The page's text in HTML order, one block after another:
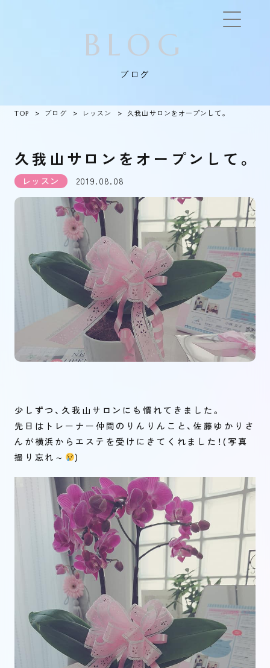
BLOG
ブログ
TOP ブログ レッスン 久我山サロンをオープンして。
久我山サロンをオープンして。
レッスン 2019.08.08
少しずつ、久我山サロンにも慣れてきました。
先日はトレーナー仲間のりんりんこと、佐藤ゆかりさ
んが横浜からエステを受けにきてくれました！(写真
撮り忘れ～
)